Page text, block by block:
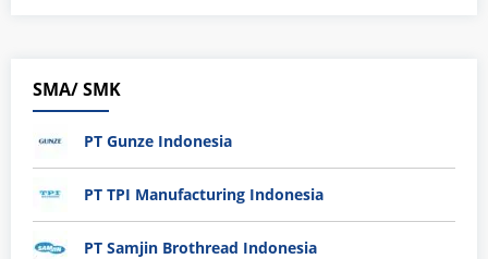
SMA/ SMK
PT Gunze Indonesia
PT TPI Manufacturing Indonesia
PT Samjin Brothread Indonesia